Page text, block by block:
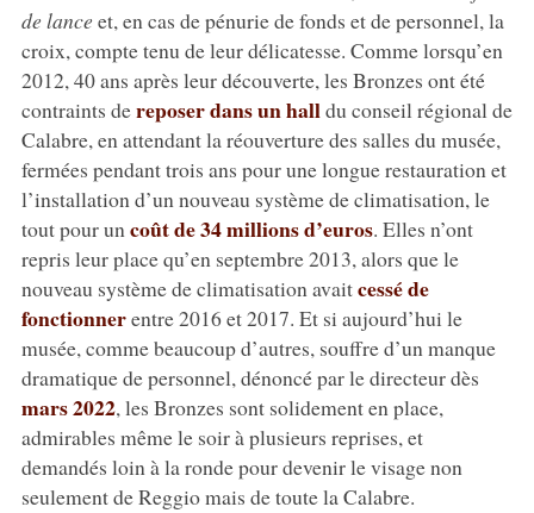
de lanceet, en cas de pénurie de fonds et de personnel, la
croix, compte tenu de leur délicatesse. Comme lorsqu’en
2012, 40 ans après leur découverte, les Bronzes ont été
contraints dereposer dans un halldu conseil régional de
Calabre, en attendant la réouverture des salles du musée,
fermées pendant trois ans pour une longue restauration et
l’installation d’un nouveau système de climatisation, le
tout pour uncoût de 34 millions d’euros. Elles n’ont
repris leur place qu’en septembre 2013, alors que le
nouveau système de climatisation avaitcessé de
fonctionnerentre 2016 et 2017. Et si aujourd’hui le
musée, comme beaucoup d’autres, souffre d’un manque
dramatique de personnel, dénoncé par le directeur dès
mars 2022, les Bronzes sont solidement en place,
admirables même le soir à plusieurs reprises, et
demandés loin à la ronde pour devenir le visage non
seulement de Reggio mais de toute la Calabre.